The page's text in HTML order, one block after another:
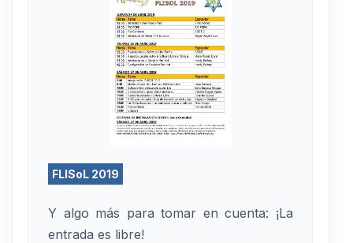
FLISoL 2019
Y algo más para tomar en cuenta: ¡La
entrada es libre!